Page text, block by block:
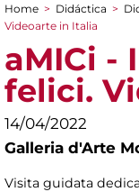
You are here
Home > Didáctica >
Videoarte in Italia
aMICi -
felici.
14/04/2022
Galleria d'Arte
Visita guidata